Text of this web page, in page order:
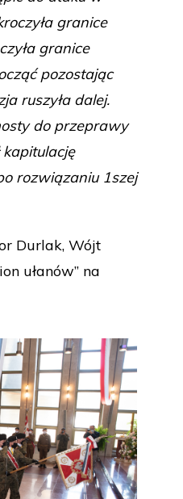
granice
granice
pozostając
ruszyła dalej.
do przeprawy
rozwiązaniu 1szej
Durlak, Wójt
ułanów” na